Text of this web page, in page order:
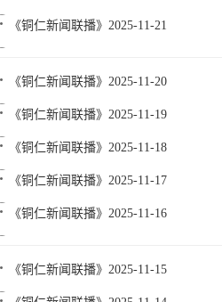
《铜仁新闻联播》2025-11-21
《铜仁新闻联播》2025-11-20
《铜仁新闻联播》2025-11-19
《铜仁新闻联播》2025-11-18
《铜仁新闻联播》2025-11-17
《铜仁新闻联播》2025-11-16
《铜仁新闻联播》2025-11-15